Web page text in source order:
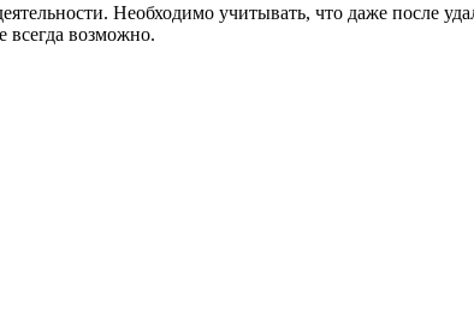
Необходимо учитывать, что даже после
всегда возможно.